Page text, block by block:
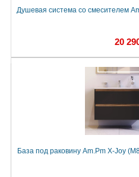
Душевая система со смесителем
20
База под раковину Am.Pm X-Joy